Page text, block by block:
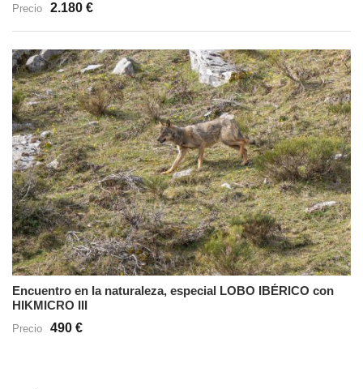
Precio 2.180 €
Encuentro en la naturaleza, especial LOBO IBÉRICO con
HIKMICRO III
Precio 490 €